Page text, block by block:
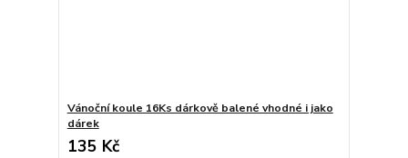
Vánoční koule 16Ks dárkově balené vhodné i jako
dárek
135 Kč